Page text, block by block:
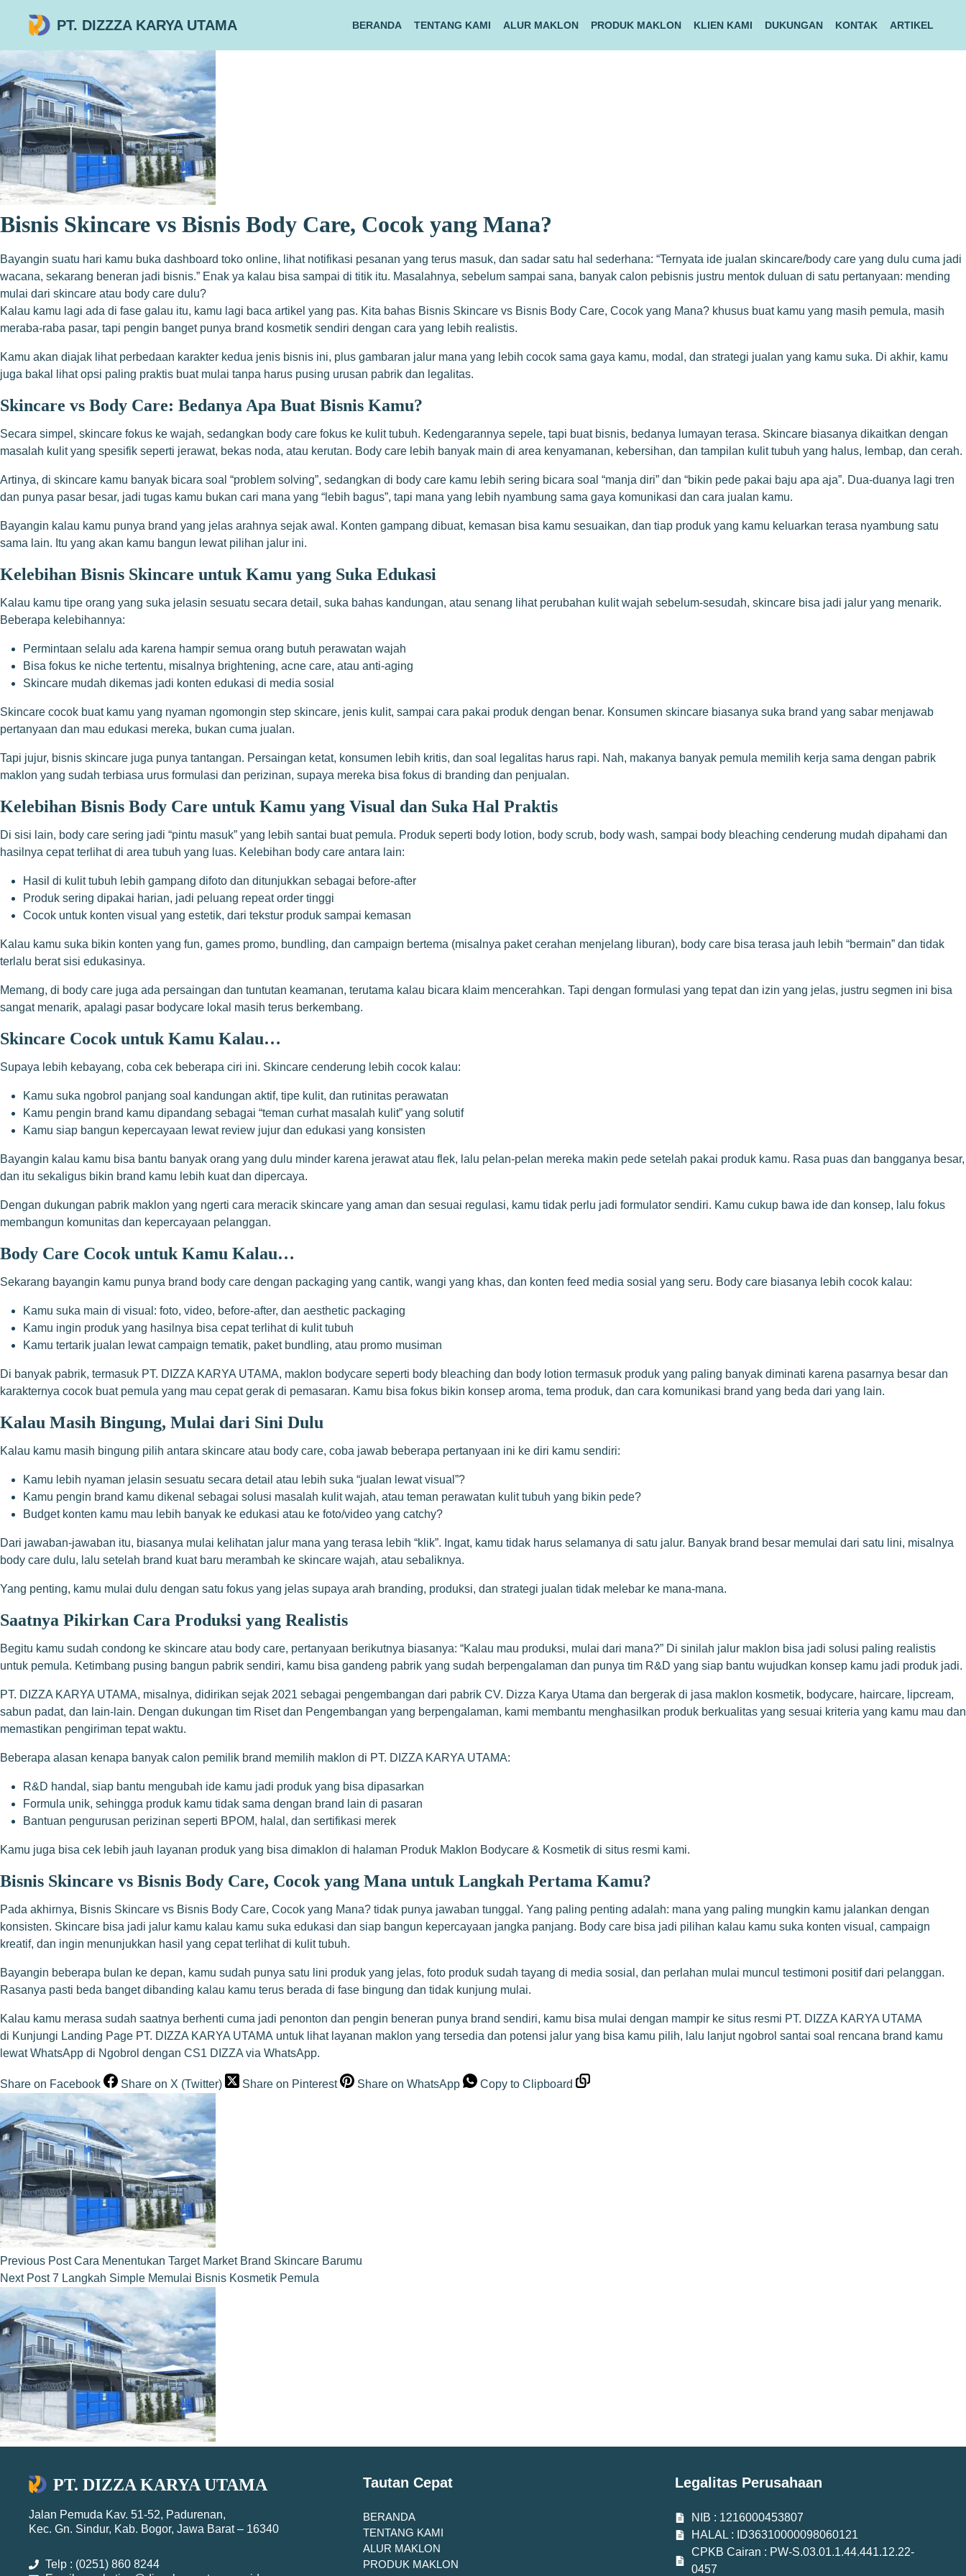
PT. DIZZZA KARYA UTAMA BERANDA TENTANG KAMI ALUR MAKLON PRODUK MAKLON KLIEN KAMI DUKUNGAN KONTAK ARTIKEL
Bisnis Skincare vs Bisnis Body Care, Cocok yang Mana?
Bayangin suatu hari kamu buka dashboard toko online, lihat notifikasi pesanan yang terus masuk, dan sadar satu hal sederhana: “Ternyata ide jualan skincare/body care yang dulu cuma jadi
wacana, sekarang beneran jadi bisnis.” Enak ya kalau bisa sampai di titik itu. Masalahnya, sebelum sampai sana, banyak calon pebisnis justru mentok duluan di satu pertanyaan: mending
mulai dari skincare atau body care dulu?
Kalau kamu lagi ada di fase galau itu, kamu lagi baca artikel yang pas. Kita bahas Bisnis Skincare vs Bisnis Body Care, Cocok yang Mana? khusus buat kamu yang masih pemula, masih
meraba-raba pasar, tapi pengin banget punya brand kosmetik sendiri dengan cara yang lebih realistis.
Kamu akan diajak lihat perbedaan karakter kedua jenis bisnis ini, plus gambaran jalur mana yang lebih cocok sama gaya kamu, modal, dan strategi jualan yang kamu suka. Di akhir, kamu
juga bakal lihat opsi paling praktis buat mulai tanpa harus pusing urusan pabrik dan legalitas.
Skincare vs Body Care: Bedanya Apa Buat Bisnis Kamu?
Secara simpel, skincare fokus ke wajah, sedangkan body care fokus ke kulit tubuh. Kedengarannya sepele, tapi buat bisnis, bedanya lumayan terasa. Skincare biasanya dikaitkan dengan
masalah kulit yang spesifik seperti jerawat, bekas noda, atau kerutan. Body care lebih banyak main di area kenyamanan, kebersihan, dan tampilan kulit tubuh yang halus, lembap, dan cerah.
Artinya, di skincare kamu banyak bicara soal “problem solving”, sedangkan di body care kamu lebih sering bicara soal “manja diri” dan “bikin pede pakai baju apa aja”. Dua-duanya lagi tren
dan punya pasar besar, jadi tugas kamu bukan cari mana yang “lebih bagus”, tapi mana yang lebih nyambung sama gaya komunikasi dan cara jualan kamu.
Bayangin kalau kamu punya brand yang jelas arahnya sejak awal. Konten gampang dibuat, kemasan bisa kamu sesuaikan, dan tiap produk yang kamu keluarkan terasa nyambung satu
sama lain. Itu yang akan kamu bangun lewat pilihan jalur ini.
Kelebihan Bisnis Skincare untuk Kamu yang Suka Edukasi
Kalau kamu tipe orang yang suka jelasin sesuatu secara detail, suka bahas kandungan, atau senang lihat perubahan kulit wajah sebelum-sesudah, skincare bisa jadi jalur yang menarik.
Beberapa kelebihannya:
Permintaan selalu ada karena hampir semua orang butuh perawatan wajah
Bisa fokus ke niche tertentu, misalnya brightening, acne care, atau anti-aging
Skincare mudah dikemas jadi konten edukasi di media sosial
Skincare cocok buat kamu yang nyaman ngomongin step skincare, jenis kulit, sampai cara pakai produk dengan benar. Konsumen skincare biasanya suka brand yang sabar menjawab
pertanyaan dan mau edukasi mereka, bukan cuma jualan.
Tapi jujur, bisnis skincare juga punya tantangan. Persaingan ketat, konsumen lebih kritis, dan soal legalitas harus rapi. Nah, makanya banyak pemula memilih kerja sama dengan pabrik
maklon yang sudah terbiasa urus formulasi dan perizinan, supaya mereka bisa fokus di branding dan penjualan.
Kelebihan Bisnis Body Care untuk Kamu yang Visual dan Suka Hal Praktis
Di sisi lain, body care sering jadi “pintu masuk” yang lebih santai buat pemula. Produk seperti body lotion, body scrub, body wash, sampai body bleaching cenderung mudah dipahami dan
hasilnya cepat terlihat di area tubuh yang luas. Kelebihan body care antara lain:
Hasil di kulit tubuh lebih gampang difoto dan ditunjukkan sebagai before-after
Produk sering dipakai harian, jadi peluang repeat order tinggi
Cocok untuk konten visual yang estetik, dari tekstur produk sampai kemasan
Kalau kamu suka bikin konten yang fun, games promo, bundling, dan campaign bertema (misalnya paket cerahan menjelang liburan), body care bisa terasa jauh lebih “bermain” dan tidak
terlalu berat sisi edukasinya.
Memang, di body care juga ada persaingan dan tuntutan keamanan, terutama kalau bicara klaim mencerahkan. Tapi dengan formulasi yang tepat dan izin yang jelas, justru segmen ini bisa
sangat menarik, apalagi pasar bodycare lokal masih terus berkembang.
Skincare Cocok untuk Kamu Kalau…
Supaya lebih kebayang, coba cek beberapa ciri ini. Skincare cenderung lebih cocok kalau:
Kamu suka ngobrol panjang soal kandungan aktif, tipe kulit, dan rutinitas perawatan
Kamu pengin brand kamu dipandang sebagai “teman curhat masalah kulit” yang solutif
Kamu siap bangun kepercayaan lewat review jujur dan edukasi yang konsisten
Bayangin kalau kamu bisa bantu banyak orang yang dulu minder karena jerawat atau flek, lalu pelan-pelan mereka makin pede setelah pakai produk kamu. Rasa puas dan bangganya besar,
dan itu sekaligus bikin brand kamu lebih kuat dan dipercaya.
Dengan dukungan pabrik maklon yang ngerti cara meracik skincare yang aman dan sesuai regulasi, kamu tidak perlu jadi formulator sendiri. Kamu cukup bawa ide dan konsep, lalu fokus
membangun komunitas dan kepercayaan pelanggan.
Body Care Cocok untuk Kamu Kalau…
Sekarang bayangin kamu punya brand body care dengan packaging yang cantik, wangi yang khas, dan konten feed media sosial yang seru. Body care biasanya lebih cocok kalau:
Kamu suka main di visual: foto, video, before-after, dan aesthetic packaging
Kamu ingin produk yang hasilnya bisa cepat terlihat di kulit tubuh
Kamu tertarik jualan lewat campaign tematik, paket bundling, atau promo musiman
Di banyak pabrik, termasuk PT. DIZZA KARYA UTAMA, maklon bodycare seperti body bleaching dan body lotion termasuk produk yang paling banyak diminati karena pasarnya besar dan
karakternya cocok buat pemula yang mau cepat gerak di pemasaran. Kamu bisa fokus bikin konsep aroma, tema produk, dan cara komunikasi brand yang beda dari yang lain.
Kalau Masih Bingung, Mulai dari Sini Dulu
Kalau kamu masih bingung pilih antara skincare atau body care, coba jawab beberapa pertanyaan ini ke diri kamu sendiri:
Kamu lebih nyaman jelasin sesuatu secara detail atau lebih suka “jualan lewat visual”?
Kamu pengin brand kamu dikenal sebagai solusi masalah kulit wajah, atau teman perawatan kulit tubuh yang bikin pede?
Budget konten kamu mau lebih banyak ke edukasi atau ke foto/video yang catchy?
Dari jawaban-jawaban itu, biasanya mulai kelihatan jalur mana yang terasa lebih “klik”. Ingat, kamu tidak harus selamanya di satu jalur. Banyak brand besar memulai dari satu lini, misalnya
body care dulu, lalu setelah brand kuat baru merambah ke skincare wajah, atau sebaliknya.
Yang penting, kamu mulai dulu dengan satu fokus yang jelas supaya arah branding, produksi, dan strategi jualan tidak melebar ke mana-mana.
Saatnya Pikirkan Cara Produksi yang Realistis
Begitu kamu sudah condong ke skincare atau body care, pertanyaan berikutnya biasanya: “Kalau mau produksi, mulai dari mana?” Di sinilah jalur maklon bisa jadi solusi paling realistis
untuk pemula. Ketimbang pusing bangun pabrik sendiri, kamu bisa gandeng pabrik yang sudah berpengalaman dan punya tim R&D yang siap bantu wujudkan konsep kamu jadi produk jadi.
PT. DIZZA KARYA UTAMA, misalnya, didirikan sejak 2021 sebagai pengembangan dari pabrik CV. Dizza Karya Utama dan bergerak di jasa maklon kosmetik, bodycare, haircare, lipcream,
sabun padat, dan lain-lain. Dengan dukungan tim Riset dan Pengembangan yang berpengalaman, kami membantu menghasilkan produk berkualitas yang sesuai kriteria yang kamu mau dan
memastikan pengiriman tepat waktu.
Beberapa alasan kenapa banyak calon pemilik brand memilih maklon di PT. DIZZA KARYA UTAMA:
R&D handal, siap bantu mengubah ide kamu jadi produk yang bisa dipasarkan
Formula unik, sehingga produk kamu tidak sama dengan brand lain di pasaran
Bantuan pengurusan perizinan seperti BPOM, halal, dan sertifikasi merek
Kamu juga bisa cek lebih jauh layanan produk yang bisa dimaklon di halaman Produk Maklon Bodycare & Kosmetik di situs resmi kami.
Bisnis Skincare vs Bisnis Body Care, Cocok yang Mana untuk Langkah Pertama Kamu?
Pada akhirnya, Bisnis Skincare vs Bisnis Body Care, Cocok yang Mana? tidak punya jawaban tunggal. Yang paling penting adalah: mana yang paling mungkin kamu jalankan dengan
konsisten. Skincare bisa jadi jalur kamu kalau kamu suka edukasi dan siap bangun kepercayaan jangka panjang. Body care bisa jadi pilihan kalau kamu suka konten visual, campaign
kreatif, dan ingin menunjukkan hasil yang cepat terlihat di kulit tubuh.
Bayangin beberapa bulan ke depan, kamu sudah punya satu lini produk yang jelas, foto produk sudah tayang di media sosial, dan perlahan mulai muncul testimoni positif dari pelanggan.
Rasanya pasti beda banget dibanding kalau kamu terus berada di fase bingung dan tidak kunjung mulai.
Kalau kamu merasa sudah saatnya berhenti cuma jadi penonton dan pengin beneran punya brand sendiri, kamu bisa mulai dengan mampir ke situs resmi PT. DIZZA KARYA UTAMA
di Kunjungi Landing Page PT. DIZZA KARYA UTAMA untuk lihat layanan maklon yang tersedia dan potensi jalur yang bisa kamu pilih, lalu lanjut ngobrol santai soal rencana brand kamu
lewat WhatsApp di Ngobrol dengan CS1 DIZZA via WhatsApp.
Share on Facebook Share on X (Twitter) Share on Pinterest Share on WhatsApp Copy to Clipboard
Previous Post Cara Menentukan Target Market Brand Skincare Barumu
Next Post 7 Langkah Simple Memulai Bisnis Kosmetik Pemula
PT. DIZZA KARYA UTAMA
Jalan Pemuda Kav. 51-52, Padurenan,
Kec. Gn. Sindur, Kab. Bogor, Jawa Barat – 16340
Telp : (0251) 860 8244
Tautan Cepat
BERANDA
TENTANG KAMI
ALUR MAKLON
PRODUK MAKLON
Legalitas Perusahaan
NIB : 1216000453807
HALAL : ID36310000098060121
CPKB Cairan : PW-S.03.01.1.44.441.12.22-
0457